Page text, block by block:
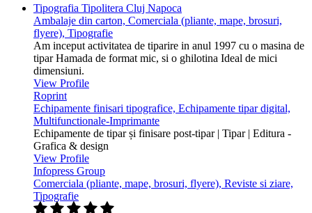
Tipografia Tipolitera Cluj Napoca
Ambalaje din carton, Comerciala (pliante, mape, brosuri,
flyere), Tipografie
Am inceput activitatea de tiparire in anul 1997 cu o masina de
tipar Hamada de format mic, si o ghilotina Ideal de mici
dimensiuni.
View Profile
Roprint
Echipamente finisari tipografice, Echipamente tipar digital,
Multifunctionale-Imprimante
Echipamente de tipar și finisare post-tipar | Tipar | Editura -
Grafica & design
View Profile
Infopress Group
Comerciala (pliante, mape, brosuri, flyere), Reviste si ziare,
Tipografie